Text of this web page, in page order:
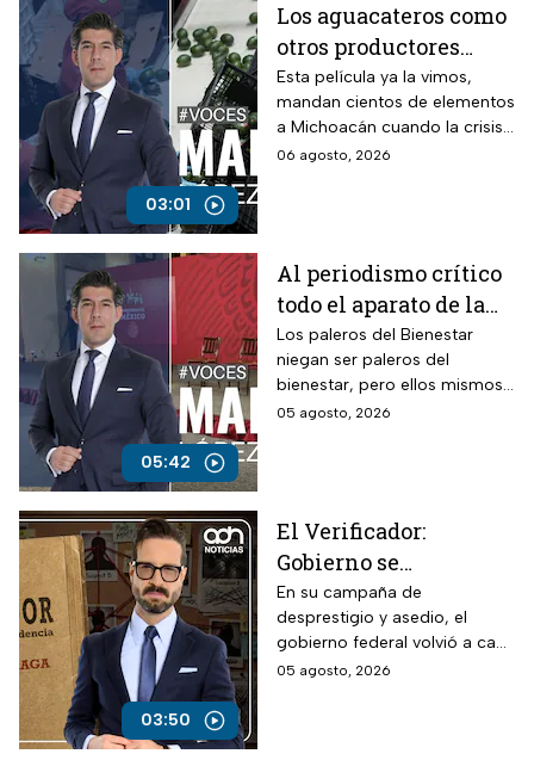
03:01
Los aguacateros como
otros productores
están asfixiados por la
violencia e
inseguridad
Esta película ya la vimos,
mandan cientos de elementos
a Michoacán cuando la crisis
estalló por la violencia.
06 agosto, 2026
05:42
Al periodismo crítico
todo el aparato de la
ley, mientras a los
“paleros del
bienestar”, dinero a
manos llenas
Los paleros del Bienestar
niegan ser paleros del
bienestar, pero ellos mismos
se ponen en evidencia
05 agosto, 2026
03:50
El Verificador:
Gobierno se
contradice sobre TV
Azteca; revive
presuntos adeudos
fiscales
En su campaña de
desprestigio y asedio, el
gobierno federal volvió a caer
en contradicciones al señalar
05 agosto, 2026